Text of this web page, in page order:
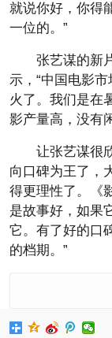
就说你好，你得
一位的。”
张艺谋的新
示，“中国电影
火了。我们是在
影产量高，没有
让张艺谋很
向口碑为王了，
得更理性了。《
是故事好，如果
它。有了好的口
的档期。”